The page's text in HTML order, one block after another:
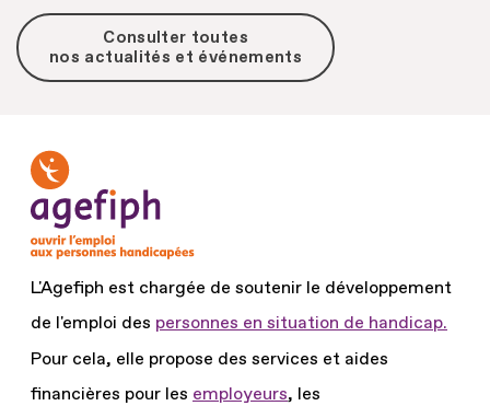
Consulter toutes
nos actualités et événements
L'Agefiph est chargée de soutenir le développement
de l'emploi des personnes en situation de handicap.
Pour cela, elle propose des services et aides
financières pour les employeurs, les